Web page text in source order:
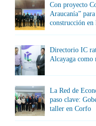
Con proyecto
Araucanía”
construcción en
Directorio IC
Alcayaga como
La Red de
paso clave:
taller en Corfo